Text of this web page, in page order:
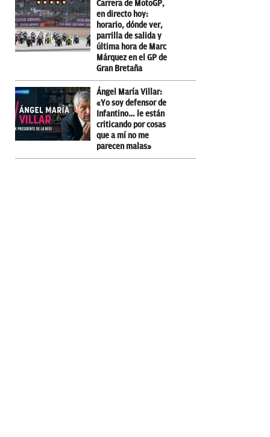
Carrera de MotoGP,
en directo hoy:
horario, dónde ver,
parrilla de salida y
última hora de Marc
Márquez en el GP de
Gran Bretaña
Ángel María Villar:
«Yo soy defensor de
Infantino… le están
criticando por cosas
que a mí no me
parecen malas»